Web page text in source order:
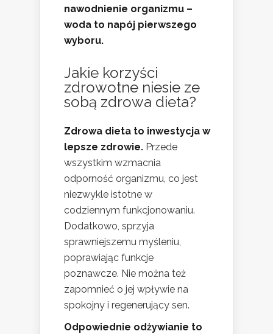
nawodnienie organizmu –
woda to napój pierwszego
wyboru.
Jakie korzyści
zdrowotne niesie ze
sobą zdrowa dieta?
Zdrowa dieta to inwestycja w
lepsze zdrowie. Przede
wszystkim wzmacnia
odporność organizmu, co jest
niezwykle istotne w
codziennym funkcjonowaniu.
Dodatkowo, sprzyja
sprawniejszemu myśleniu,
poprawiając funkcje
poznawcze. Nie można też
zapomnieć o jej wpływie na
spokojny i regenerujący sen.
Odpowiednie odżywianie to